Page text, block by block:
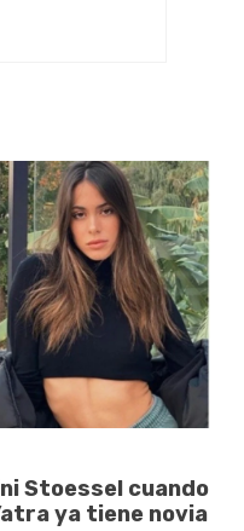
Stoessel cuando
ya tiene novia